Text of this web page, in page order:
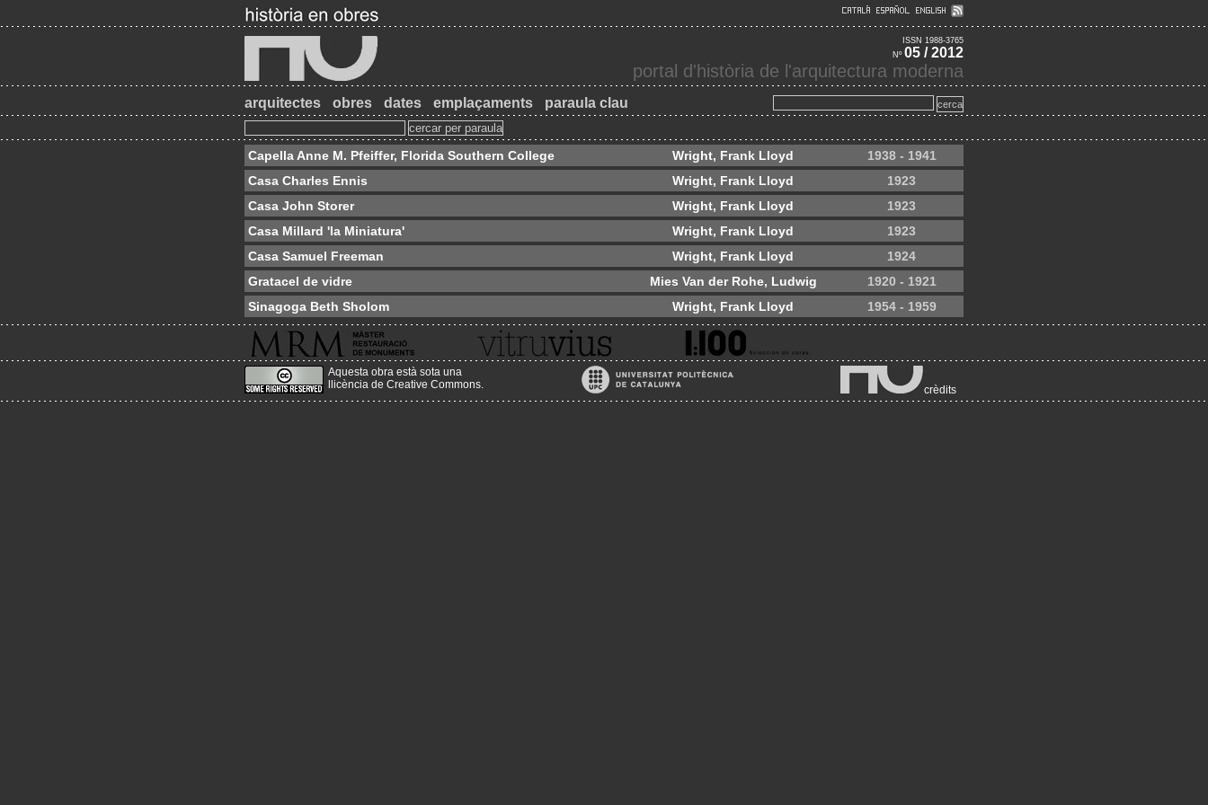
ISSN 1988-3765
Nº 05 / 2012
portal d'història de l'arquitectura moderna
arquitectes obres dates emplaçaments paraula clau
Capella Anne M. Pfeiffer, Florida Southern College Wright, Frank Lloyd
1938 - 1941
Casa Charles Ennis
Wright, Frank Lloyd
1923
Casa John Storer
Wright, Frank Lloyd
1923
Casa Millard 'la Miniatura'
Wright, Frank Lloyd
1923
Casa Samuel Freeman
Wright, Frank Lloyd
1924
Gratacel de vidre
Mies Van der Rohe, Ludwig
1920 - 1921
Sinagoga Beth Sholom
Wright, Frank Lloyd 1954 - 1959
Aquesta obra està sota una
llicència de Creative Commons. crèdits